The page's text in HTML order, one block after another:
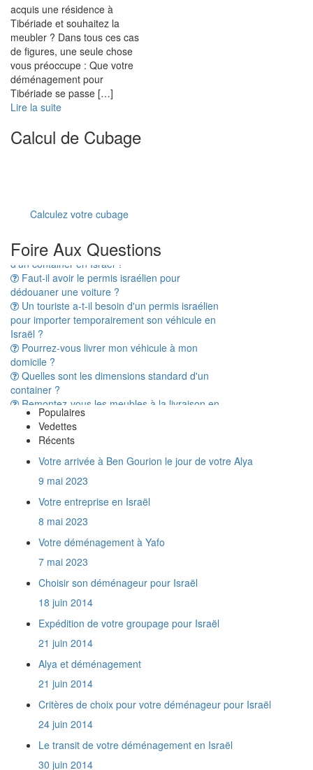
acquis une résidence à
Tibériade et souhaitez la
meubler ? Dans tous ces cas
de figures, une seule chose
vous préoccupe : Que votre
déménagement pour
Tibériade se passe […]
Lire la suite
Calcul de Cubage
Calculez votre cubage
Foire Aux Questions
d'un container en Israël ?
Faut-il avoir le permis israélien pour
dédouaner une voiture ?
Un touriste a-t-il besoin d'un permis israélien
pour importer temporairement son véhicule en
Israël ?
Pourrez-vous livrer mon véhicule à mon
domicile ?
Quelles sont les dimensions standard d'un
container ?
Remontez-vous les meubles à la livraison en
Israël ?
A t'on vraiment besoin d'avoir une Téoudat
Zéouth pour dédouaner son déménagement
en Israël ?
Combien de temps prend le transport d'un
Une trottinette électrique est elle considérée
comme un véhicule par la douane israélienne ?
marchandise en Israël ?
Que représente un mètre cube ?
Y a t'il des produits interdits à l'import en
Israël ?
Est-on obligé d'assurer son déménagement
Isradem est elle agréée par l'Agence Juive
comme entreprise de déménagement ?
Quel est votre prix au mètre cube de Paris à
Quels sont mes droits en tant que nouvel
immigrant ?
amateurs de Télé. Nous voulons importer en
Israël 4 TV, autant de lecteurs de DVD et de
Home Cinémas. Comment serons-nous taxés
A partir de combien de temps est-on
Populaires
Vedettes
Récents
Votre arrivée à Ben Gourion le jour de votre Alya
9 mai 2023
Votre entreprise en Israël
8 mai 2023
Votre déménagement à Yafo
7 mai 2023
Choisir son déménageur pour Israël
18 juin 2014
Expédition de votre groupage pour Israël
21 juin 2014
Alya et déménagement
21 juin 2014
Critères de choix pour votre déménageur pour Israël
24 juin 2014
Le transit de votre déménagement en Israël
30 juin 2014